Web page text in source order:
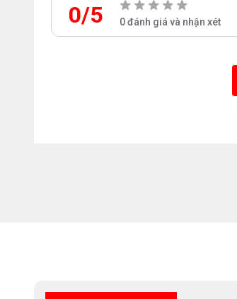
0/5 0 đánh giá và nhận xét